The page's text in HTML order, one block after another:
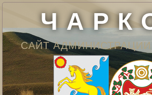
Ч А Р К
САЙТ